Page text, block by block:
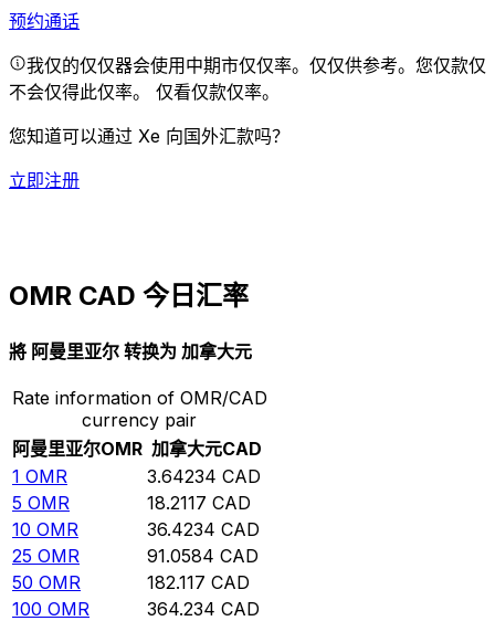
预约通话
我仅的仅仅器会使用中期市仅仅率。仅仅供参考。您仅款仅
不会仅得此仅率。 仅看仅款仅率。
您知道可以通过 Xe 向国外汇款吗？
立即注册
OMR CAD 今日汇率
將 阿曼里亚尔 转换为 加拿大元
Rate information of OMR/CAD
currency pair
阿曼里亚尔OMR 加拿大元CAD
1 OMR 3.64234 CAD
5 OMR 18.2117 CAD
10 OMR 36.4234 CAD
25 OMR 91.0584 CAD
50 OMR 182.117 CAD
100 OMR 364.234 CAD